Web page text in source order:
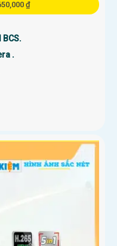
₫
BCS.
.